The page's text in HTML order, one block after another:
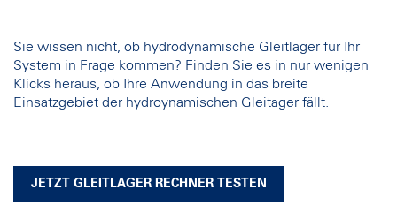
Sie wissen nicht, ob hydrodynamische Gleitlager für Ihr
System in Frage kommen? Finden Sie es in nur wenigen
Klicks heraus, ob Ihre Anwendung in das breite
Einsatzgebiet der hydroynamischen Gleitager fällt.
JETZT GLEITLAGER RECHNER TESTEN